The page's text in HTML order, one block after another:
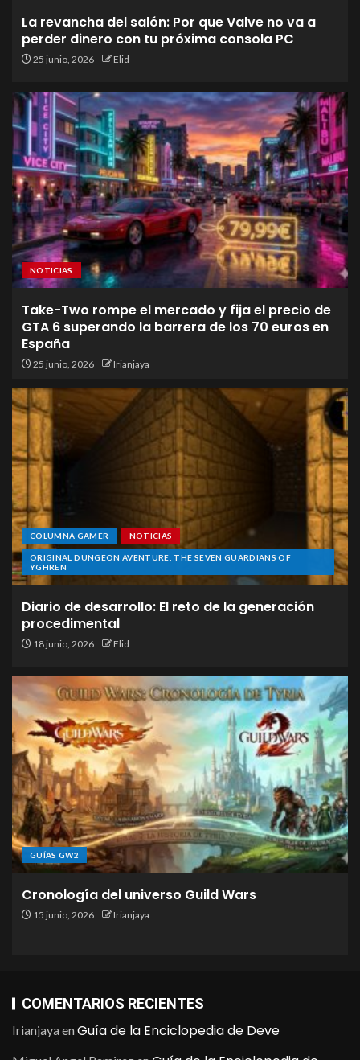
La revancha del salón: Por que Valve no va a
perder dinero con tu próxima consola PC
25 junio, 2026 Elid
NOTICIAS
Take-Two rompe el mercado y fija el precio de
GTA 6 superando la barrera de los 70 euros en
España
25 junio, 2026 Irianjaya
COLUMNA GAMER NOTICIAS
ORIGINAL DUNGEON AVENTURE: THE SEVEN GUARDIANS OF
YGHREN
Diario de desarrollo: El reto de la generación
procedimental
18 junio, 2026 Elid
GUÍAS GW2
Cronología del universo Guild Wars
15 junio, 2026 Irianjaya
COMENTARIOS RECIENTES
IrianjayaenGuía de la Enciclopedia de Deve